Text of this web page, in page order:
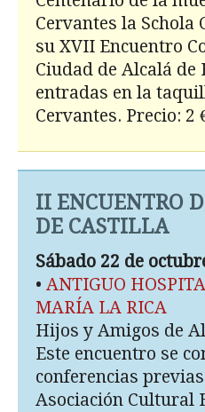
Cervantes la Schola
su XVII Encuentro
Ciudad de Alcalá de
entradas en la
Cervantes. Precio: 2
II ENCUENTRO
DE CASTILLA
Sábado 22 de
• ANTIGUO
MARÍA LA RICA
Hijos y Amigos de
Este encuentro se
conferencias
Asociación Cultural